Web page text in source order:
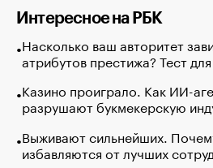
Интересное на РБК
Насколько ваш авторитет
атрибутов престижа? Тест
Казино проиграло. Как ИИ-
разрушают букмекерскую
Выживают сильнейших.
избавляются от лучших